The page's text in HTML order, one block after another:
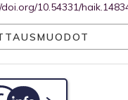
10.54331/